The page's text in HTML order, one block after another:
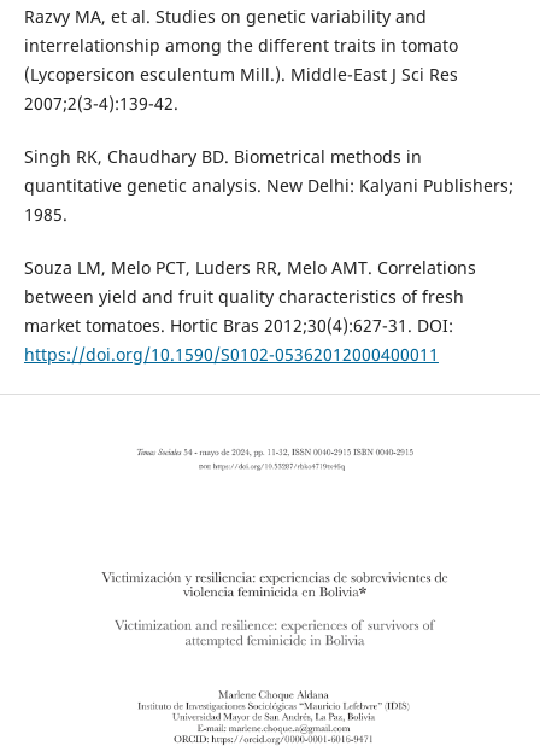
Razvy MA, et al. Studies on genetic variability and
interrelationship among the different traits in tomato
(Lycopersicon esculentum Mill.). Middle-East J Sci Res
2007;2(3-4):139-42.
Singh RK, Chaudhary BD. Biometrical methods in
quantitative genetic analysis. New Delhi: Kalyani Publishers;
1985.
Souza LM, Melo PCT, Luders RR, Melo AMT. Correlations
between yield and fruit quality characteristics of fresh
market tomatoes. Hortic Bras 2012;30(4):627-31. DOI:
https://doi.org/10.1590/S0102-05362012000400011